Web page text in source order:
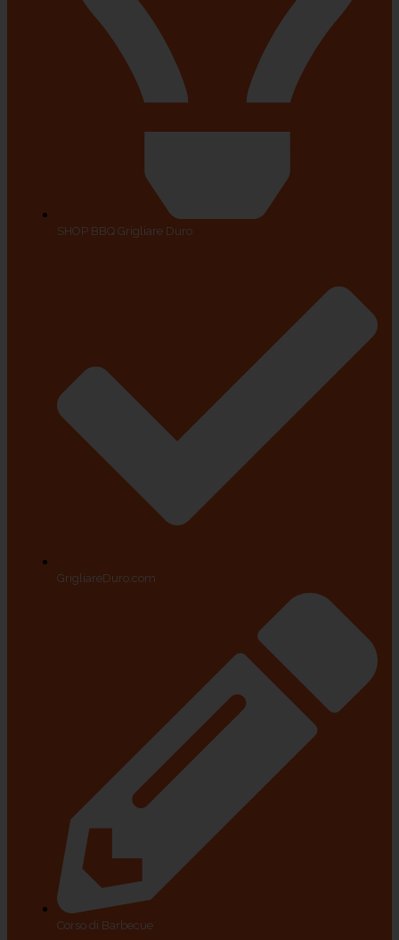
SHOP BBQ Grigliare Duro
GrigliareDuro.com
Corso di Barbecue